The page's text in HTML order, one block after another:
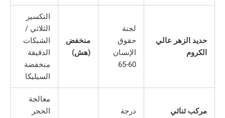
عالي
حقوق
منخفض
(هش)
الشبكات
الدقيقة
درجة